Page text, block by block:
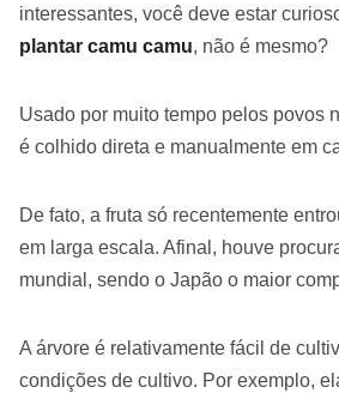
interessantes, você deve estar
plantar camu camu, não é mesmo?
Usado por muito tempo pelos povos
é colhido direta e manualmente em
De fato, a fruta só recentemente
em larga escala. Afinal, houve
mundial, sendo o Japão o maior
A árvore é relativamente fácil de
condições de cultivo. Por exemplo,